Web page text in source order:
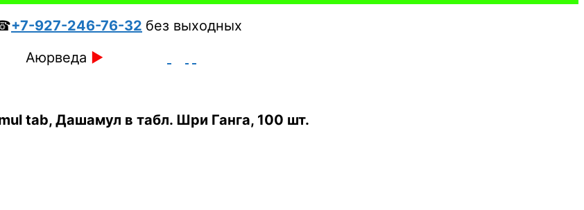
+7-927-246-76-32 без выходных
Аюрведа ►
tab, Дашамул в табл. Шри Ганга, 100 шт.